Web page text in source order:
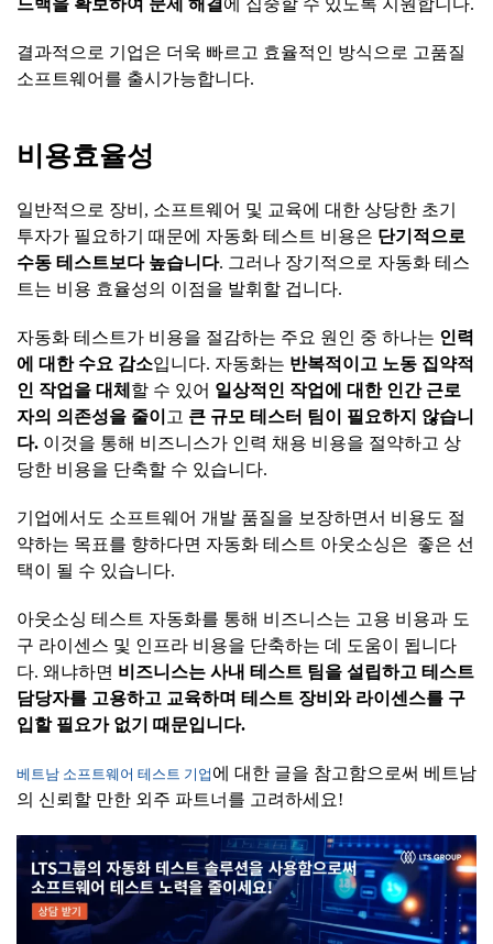
결과적으로 기업은 더욱 빠르고 효율적인 방식으로 고품질
소프트웨어를 출시가능합니다.
비용효율성
일반적으로 장비, 소프트웨어 및 교육에 대한 상당한 초기
투자가 필요하기 때문에 자동화 테스트 비용은 단기적으로
수동 테스트보다 높습니다. 그러나 장기적으로 자동화 테스
트는 비용 효율성의 이점을 발휘할 겁니다.
자동화 테스트가 비용을 절감하는 주요 원인 중 하나는 인력
에 대한 수요 감소입니다. 자동화는 반복적이고 노동 집약적
인 작업을 대체 할 수 있어 일상적인 작업에 대한 인간 근로
자의 의존성을 줄이 고 큰 규모 테스터 팀이 필요하지 않습니
다. 이것을 통해 비즈니스가 인력 채용 비용을 절약하고 상
당한 비용을 단축할 수 있습니다.
기업에서도 소프트웨어 개발 품질을 보장하면서 비용도 절
약하는 목표를 향하다면 자동화 테스트 아웃소싱은 좋은 선
택이 될 수 있습니다.
아웃소싱 테스트 자동화를 통해 비즈니스는 고용 비용과 도
구 라이센스 및 인프라 비용을 단축하는 데 도움이 됩니다
다. 왜냐하면 비즈니스는 사내 테스트 팀을 설립하고 테스트
담당자를 고용하고 교육하며 테스트 장비와 라이센스를 구
입할 필요가 없기 때문입니다.
베트남 소프트웨어 테스트 기업 에 대한 글을 참고함으로써 베트남
의 신뢰할 만한 외주 파트너를 고려하세요!